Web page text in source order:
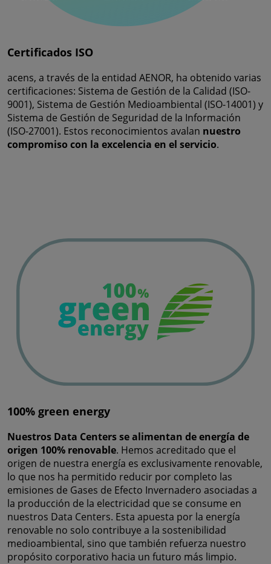
Certificados ISO
acens, a través de la entidad AENOR, ha obtenido varias
certificaciones: Sistema de Gestión de la Calidad (ISO-
9001), Sistema de Gestión Medioambiental (ISO-14001) y
Sistema de Gestión de Seguridad de la Información
(ISO-27001). Estos reconocimientos avalan nuestro
compromiso con la excelencia en el servicio.
100% green energy
Nuestros Data Centers se alimentan de energía de
origen 100% renovable. Hemos acreditado que el
origen de nuestra energía es exclusivamente renovable,
lo que nos ha permitido reducir por completo las
emisiones de Gases de Efecto Invernadero asociadas a
la producción de la electricidad que se consume en
nuestros Data Centers. Esta apuesta por la energía
renovable no solo contribuye a la sostenibilidad
medioambiental, sino que también refuerza nuestro
propósito corporativo hacia un futuro más limpio.